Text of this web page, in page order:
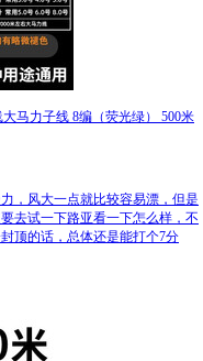
马力子线 8编（荧光绿） 500米
，风大一点就比较容易漂，但是
去试一下路亚看一下怎么样，不
顶的话，总体还是能打个7分